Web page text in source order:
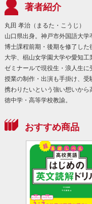
著者紹介
丸田 孝治（まるた・こうじ）
山口県出身。神戸市外国語大
博士課程前期・後期を修了し
大学、椙山女学園大学や愛知
ゼミナールで現役生・浪人生
授業の制作・出演も手掛け、
携わりたいという強い想いか
徳中学・高等学校教諭。
おすすめ商品